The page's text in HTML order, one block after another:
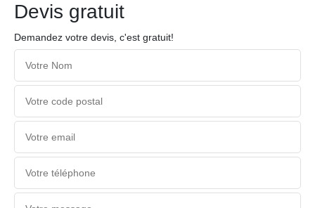
Devis gratuit
Demandez votre devis, c'est gratuit!